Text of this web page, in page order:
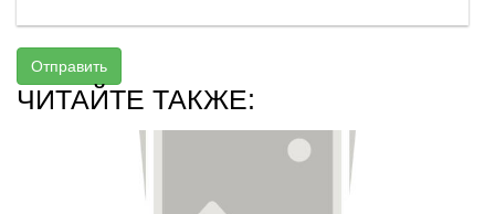
Отправить
ЧИТАЙТЕ ТАКЖЕ: